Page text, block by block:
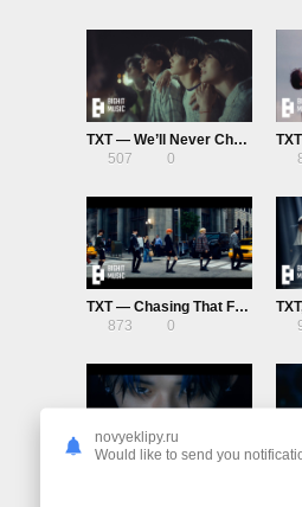
TXT — We’ll Never Change
507
0
TXT — Chasing That Feeling
873
0
novyeklipy.ru
Would like to send you